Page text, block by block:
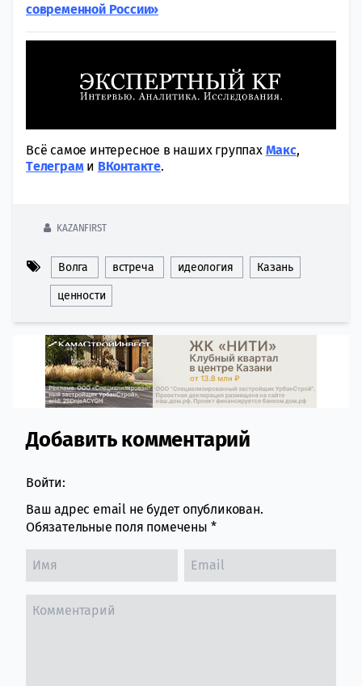
современной России»
Всё самое интересное в наших группах Макс,
Tелеграми ВКонтакте.
KAZANFIRST
Волга встреча идеология Казань
ценности
Comment section
Добавить комментарий
Войти:
Ваш адрес email не будет опубликован.
Обязательные поля помечены *